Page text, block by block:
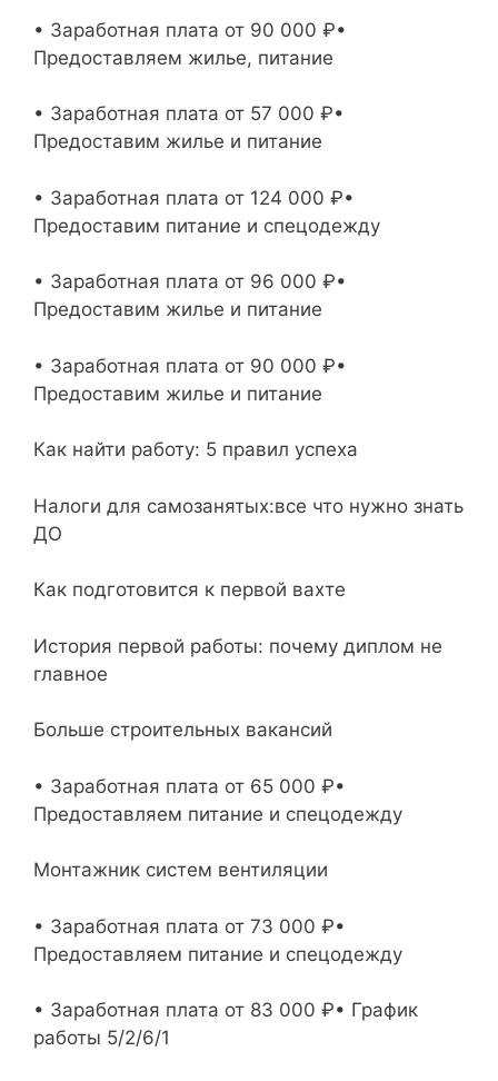
• Заработная плата от 90 000 ₽•
Предоставляем жилье, питание
• Заработная плата от 57 000 ₽•
Предоставим жилье и питание
• Заработная плата от 124 000 ₽•
Предоставим питание и спецодежду
• Заработная плата от 96 000 ₽•
Предоставим жилье и питание
• Заработная плата от 90 000 ₽•
Предоставим жилье и питание
Как найти работу: 5 правил успеха
Налоги для самозанятых:все что нужно знать
ДО
Как подготовится к первой вахте
История первой работы: почему диплом не
главное
Больше строительных вакансий
• Заработная плата от 65 000 ₽•
Предоставляем питание и спецодежду
Монтажник систем вентиляции
• Заработная плата от 73 000 ₽•
Предоставляем питание и спецодежду
• Заработная плата от 83 000 ₽• График
работы 5/2/6/1